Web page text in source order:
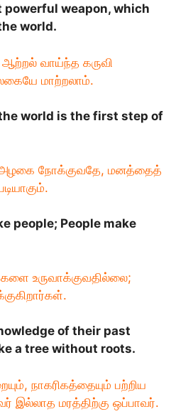
weapon, which
world.
வாய்ந்த கருவி
மாற்றலாம்.
world is the first step of
அழகை நோக்குவதே, மனத்தைத்
people; People make
உருவாக்குவதில்லை;
of their past
a tree without roots.
நாகரிகத்தையும் பற்றிய
இல்லாத மரத்திற்கு ஒப்பாவர்.